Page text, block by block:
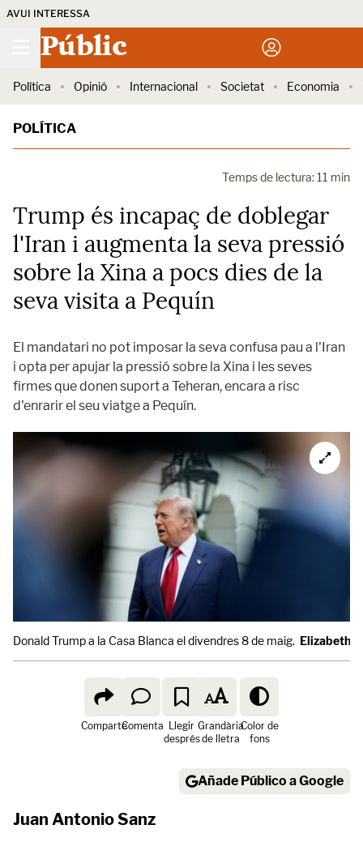
AVUI INTERESSA
Públic
Política Opinió Internacional Societat Economia
POLÍTICA
Temps de lectura: 11 min
Trump és incapaç de doblegar
l'Iran i augmenta la seva pressió
sobre la Xina a pocs dies de la
seva visita a Pequín
El mandatari no pot imposar la seva confusa pau a l'Iran
i opta per apujar la pressió sobre la Xina i les seves
firmes que donen suport a Teheran, encara a risc
d'enrarir el seu viatge a Pequín.
Donald Trump a la Casa Blanca el divendres 8 de maig. Elizabeth
ComparteComenta Llegir
després
Grandària
de lletra
Color de
fons
Añade Público a Google
Juan Antonio Sanz